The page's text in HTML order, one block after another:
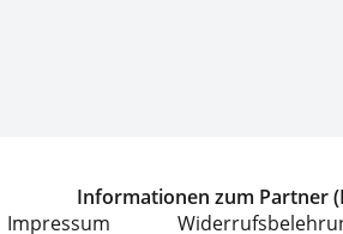
Informationen zum Partner
Impressum